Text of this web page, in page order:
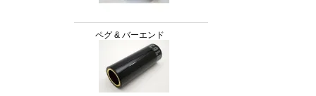
ペグ & バーエンド